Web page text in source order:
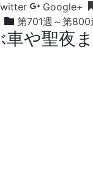
Google+
第701週～第800
車や聖夜